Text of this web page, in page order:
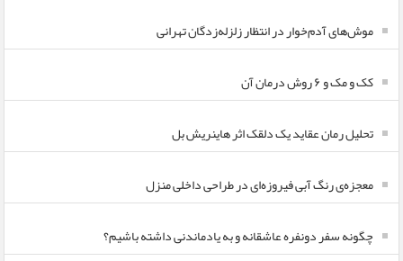
موش‌های آدم‌خوار در انتظار زلزله‌زدگان تهرانی
کک و مک و ۶ روش درمان آن
تحلیل رمان عقاید یک دلقک اثر هاینریش بل
معجزه‌ی رنگ آبی فیروزه‌ای در طراحی داخلی منزل
چگونه سفر دونفره عاشقانه و به یادماندنی داشته باشیم؟